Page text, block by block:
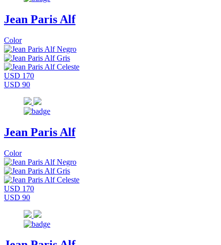
Jean Paris Alf
Color
USD 170
USD 90
Jean Paris Alf
Color
USD 170
USD 90